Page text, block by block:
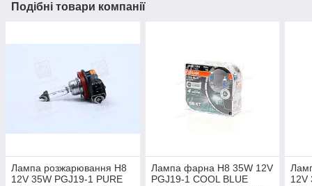
Подібні товари компанії
Лампа розжарювання H8
12V 35W PGJ19-1 PURE
Лампа фарна H8 35W 12V
PGJ19-1 COOL BLUE
12V